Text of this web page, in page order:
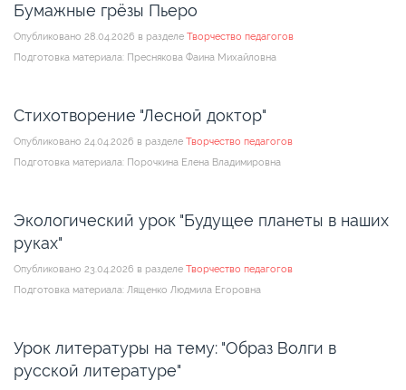
Бумажные грёзы Пьеро
Опубликовано 28.04.2026 в разделе Творчество педагогов
Подготовка материала: Преснякова Фаина Михайловна
Стихотворение "Лесной доктор"
Опубликовано 24.04.2026 в разделе Творчество педагогов
Подготовка материала: Порочкина Елена Владимировна
Экологический урок "Будущее планеты в наших
руках"
Опубликовано 23.04.2026 в разделе Творчество педагогов
Подготовка материала: Лященко Людмила Егоровна
Урок литературы на тему: "Образ Волги в
русской литературе"